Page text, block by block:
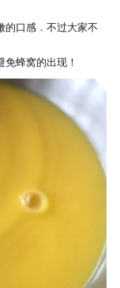
的口感．不过大家不
蜂窝的出现！